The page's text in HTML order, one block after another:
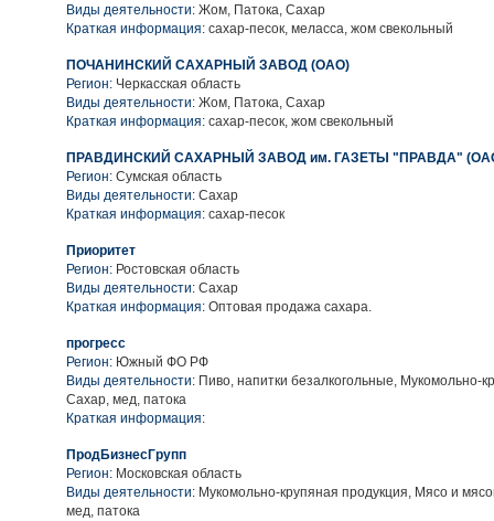
Виды деятельности: Жом, Патока, Сахар
Краткая информация: сахар-песок, меласса, жом свекольный
ПОЧАНИНСКИЙ САХАРНЫЙ ЗАВОД (ОАО)
Регион: Черкасская область
Виды деятельности: Жом, Патока, Сахар
Краткая информация: сахар-песок, жом свекольный
ПРАВДИНСКИЙ САХАРНЫЙ ЗАВОД им. ГАЗЕТЫ "ПРАВДА"
Регион: Сумская область
Виды деятельности: Сахар
Краткая информация: сахар-песок
Приоритет
Регион: Ростовская область
Виды деятельности: Сахар
Краткая информация: Оптовая продажа сахара.
прогресс
Регион: Южный ФО РФ
Виды деятельности: Пиво, напитки безалкогольные, Мукомольно-
Сахар, мед, патока
Краткая информация:
ПродБизнесГрупп
Регион: Московская область
Виды деятельности: Мукомольно-крупяная продукция, Мясо и
мед, патока